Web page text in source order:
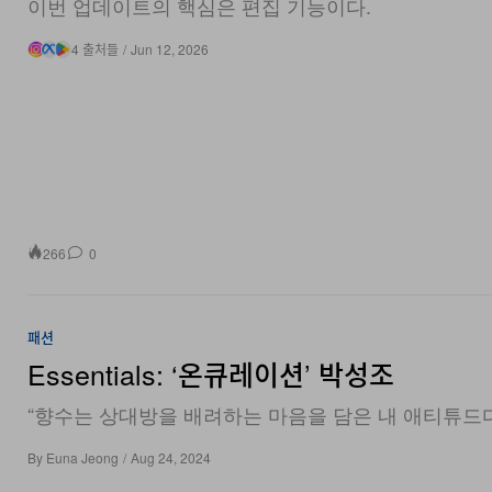
4 출처들 / Jun 12, 2026
266 0
패션
Essentials: ‘온큐레이션’ 박성조
“향수는 상대방을 배려하는 마음을 담은 내 애티튜드
By Euna Jeong / Aug 24, 2024